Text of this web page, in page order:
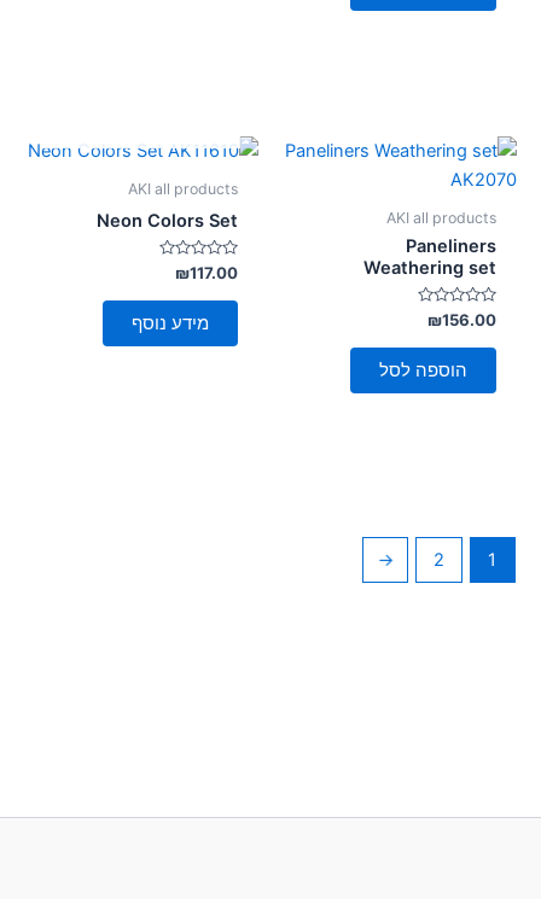
AKI all products
Paneliners
Weathering set
דורג
0
מתוך
₪156.00
הוספה לסל
AKI all products
Neon Colors Set
דורג
0
מתוך
₪117.00
מידע נוסף
1
2
←